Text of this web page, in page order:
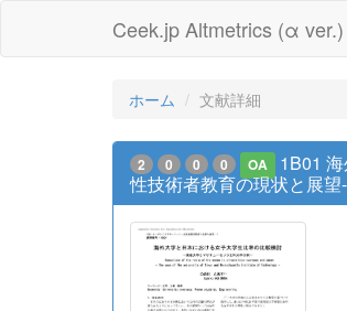
Ceek.jp Altmetrics (α ver.)
ホーム 文献詳細
2 0 0 0 OA
1B01
性技術者教育の現状と展望